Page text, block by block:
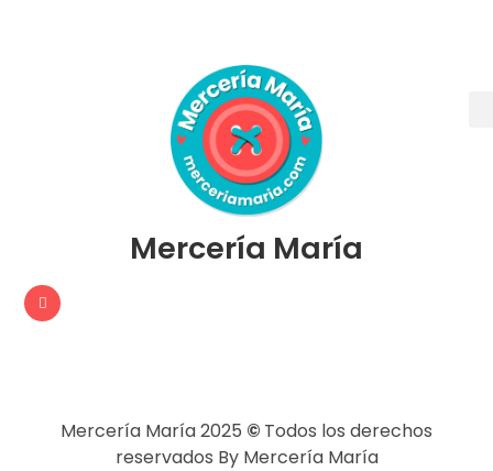
Mercería María
Mercería María 2025 © Todos los derechos
reservados By Mercería María